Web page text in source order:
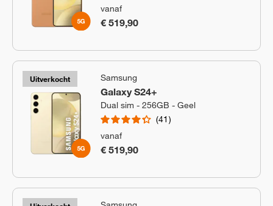
vanaf
€ 519,90
Uitverkocht Samsung
Galaxy S24+
Dual sim - 256GB - Geel
41
vanaf
€ 519,90